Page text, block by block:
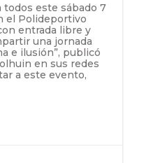
todos este sábado 7
el Polideportivo
entrada libre y
una jornada
e ilusión”, publicó
en sus redes
a este evento,